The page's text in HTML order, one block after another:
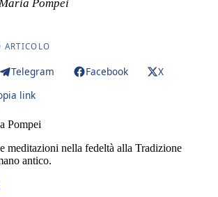
Pompei
ARTICOLO
Telegram Facebook
X
link
Pompei
meditazioni nella fedeltà alla Tradizione
antico.